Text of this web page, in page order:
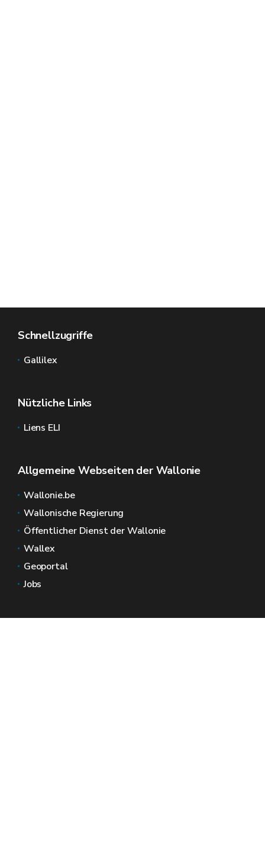
Schnellzugriffe
Gallilex
Nützliche Links
Liens ELI
Allgemeine Webseiten der Wallonie
Wallonie.be
Wallonische Regierung
Öffentlicher Dienst der Wallonie
Wallex
Geoportal
Jobs